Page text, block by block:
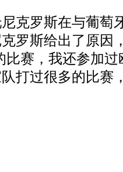
罗斯在与葡萄
罗斯给出了原因
比赛，我还参加
打过很多的比赛